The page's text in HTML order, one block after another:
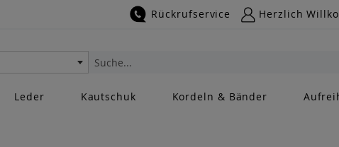
Rückrufservice Herzlich
Suche
Leder Kautschuk Kordeln & Bänder